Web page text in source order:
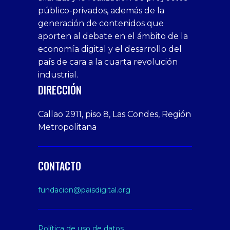
bonus
veren
siteler
1xbet
deneme
bonusu
veren
giriş
1xbet
giriş
tarafbet
giriş
Deneme
bonusu
veren
siteler
on
webcam
Cumshots
Tits
Free
Amateur
Porn
Xxx
Indian
Big
Butt
sex
From
Step
veren
siteler
público-privados, además de la
generación de contenidos que
aporten al debate en el ámbito de la
economía digital y el desarrollo del
país de cara a la cuarta revolución
industrial.
DIRECCIÓN
Callao 2911, piso 8, Las Condes, Región
Metropolitana
CONTACTO
fundacion@paisdigital.org